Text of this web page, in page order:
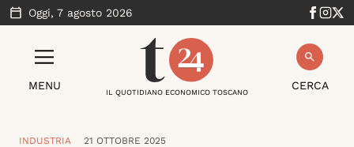
Oggi, 7 agosto 2026
MENU CERCA
IL QUOTIDIANO ECONOMICO TOSCANO
INDUSTRIA 21 OTTOBRE 2025